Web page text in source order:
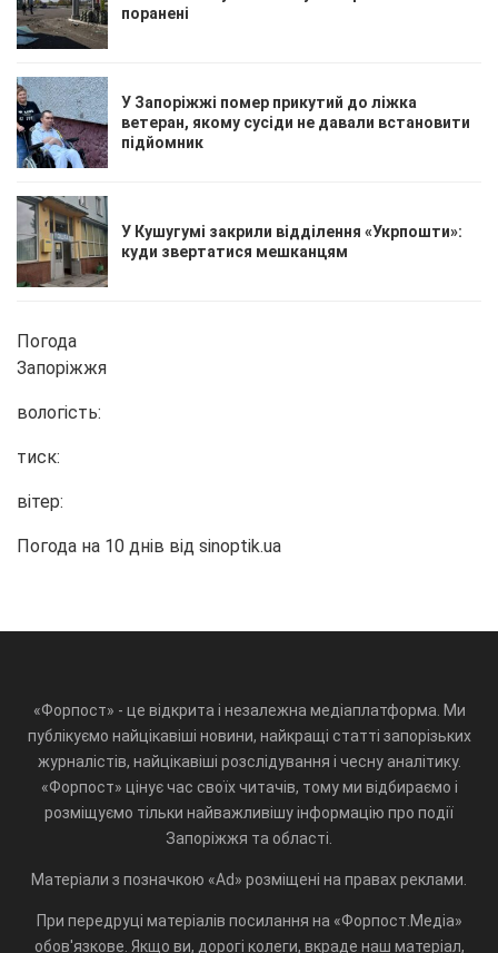
поранені
У Запоріжжі помер прикутий до ліжка
ветеран, якому сусіди не давали встановити
підйомник
У Кушугумі закрили відділення «Укрпошти»:
куди звертатися мешканцям
Погода
Запоріжжя
вологість:
тиск:
вітер:
Погода на 10 днів від sinoptik.ua
«Форпост» - це відкрита і незалежна медіаплатформа. Ми
публікуємо найцікавіші новини, найкращі статті запорізьких
журналістів, найцікавіші розслідування і чесну аналітику.
«Форпост» цінує час своїх читачів, тому ми відбираємо і
розміщуємо тільки найважливішу інформацію про події
Запоріжжя та області.
Матеріали з позначкою «Ad» розміщені на правах реклами.
При передруці матеріалів посилання на «Форпост.Медіа»
обов'язкове. Якщо ви, дорогі колеги, вкраде наш матеріал,